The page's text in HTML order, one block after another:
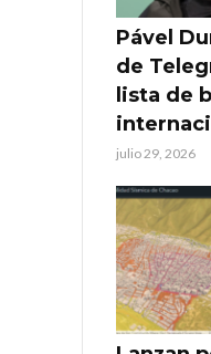
Pável
de
lista de
julio 29, 2026